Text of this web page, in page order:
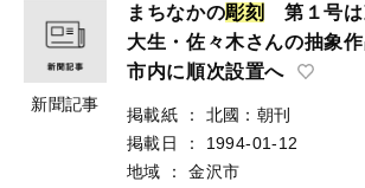
新聞記事
まちなかの彫刻
第１号
大生・佐々木さんの抽象
市内に順次設置へ
掲載紙 ：
北國：朝刊
掲載日
：
1994-01-12
地域
：
金沢市